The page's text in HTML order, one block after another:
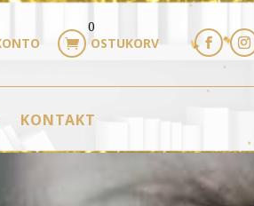

0
OSTUKORV
KONTAKT